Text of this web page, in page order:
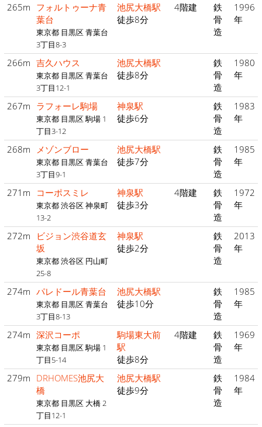
265m フォルトゥーナ青
葉台
東京都 目黒区 青葉台
3丁目8-3
池尻大橋駅
徒歩8分
4階建
鉄
骨
造
1996
年
266m 吉久ハウス
東京都 目黒区 青葉台
3丁目12-1
池尻大橋駅
徒歩8分
鉄
骨
造
1980
年
267m ラフォーレ駒場
東京都 目黒区 駒場 1
丁目3-12
神泉駅
徒歩6分
鉄
骨
造
1983
年
268m メゾンブロー
東京都 目黒区 青葉台
3丁目9-1
池尻大橋駅
徒歩7分
鉄
骨
造
1985
年
271m コーポスミレ
東京都 渋谷区 神泉町
13-2
神泉駅
徒歩3分
4階建
鉄
骨
造
1972
年
272m
ビジョン渋谷道玄
坂
東京都 渋谷区 円山町
25-8
神泉駅
徒歩2分
鉄
骨
造
2013
年
274m パレドール青葉台
東京都 目黒区 青葉台
3丁目8-13
池尻大橋駅
徒歩10分
鉄
骨
造
1985
年
274m 深沢コーポ
東京都 目黒区 駒場 1
丁目5-14
駒場東大前
駅
徒歩8分
4階建
鉄
骨
造
1969
年
279m DRHOMES池尻大
橋
東京都 目黒区 大橋 2
丁目12-1
池尻大橋駅
徒歩9分
鉄
骨
造
1984
年